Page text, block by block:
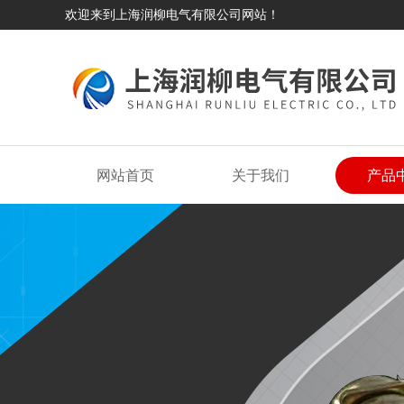
欢迎来到上海润柳电气有限公司网站！
网站首页 关于我们 产品